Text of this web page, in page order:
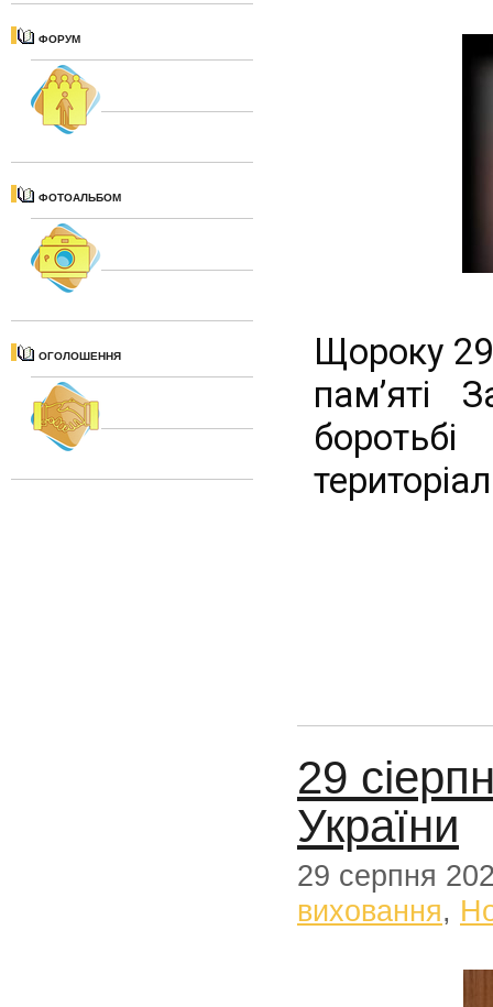
ФОРУМ
ФОТОАЛЬБОМ
ОГОЛОШЕННЯ
Щороку 29
пам’яті
29
України
29 серпня
виховання,